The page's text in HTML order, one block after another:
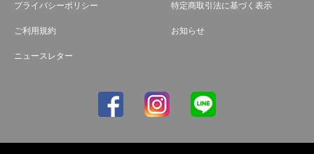
プライバシーポリシー 特定商取引法に基づく表示
ご利用規約 お知らせ
ニュースレター